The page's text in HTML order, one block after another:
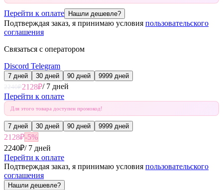
Перейти к оплате Нашли дешевле?
Подтверждая заказ, я принимаю условия пользовательского
соглашения
Связаться с оператором
Discord Telegram
7 дней 30 дней 90 дней
9999 дней
2240₽2128₽/ 7 дней
Перейти к оплате
Для этого товара доступен промокод!
7 дней 30 дней 90 дней 9999 дней
2128₽-5%
2240₽/ 7 дней
Перейти к оплате
Подтверждая заказ, я принимаю условия пользовательского
соглашения
Нашли дешевле?